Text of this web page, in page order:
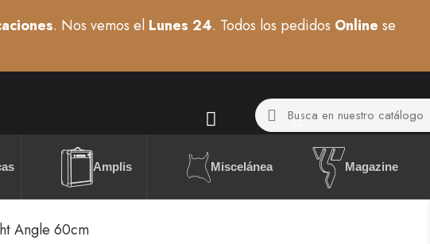
. Nos vemos el Lunes 24. Todos los pedidos Online se
Amplis Miscelánea Magazine
Angle 60cm